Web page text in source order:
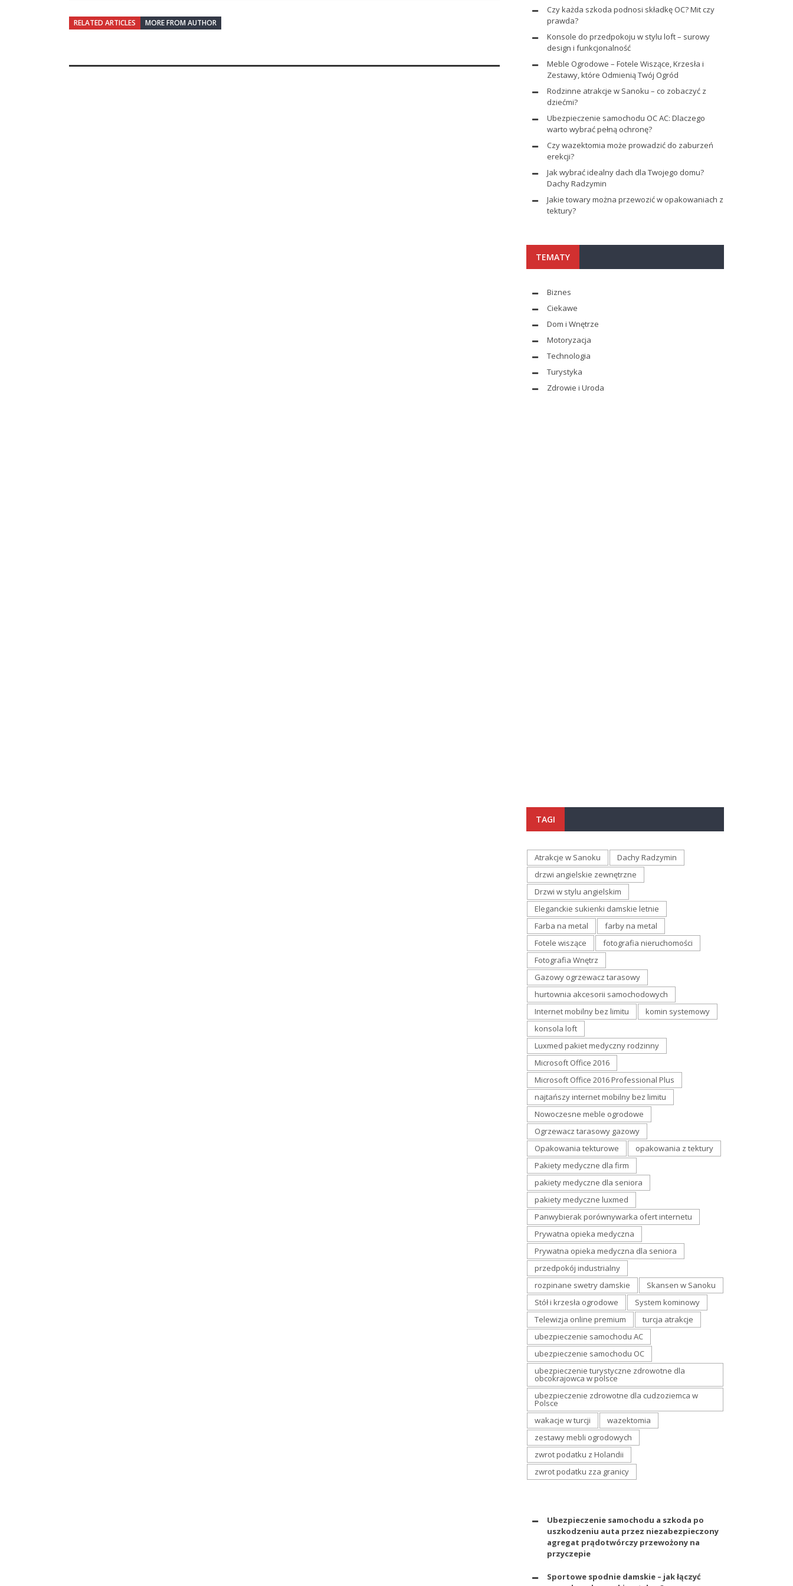
RELATED ARTICLES MORE FROM AUTHOR
Czy każda szkoda podnosi składkę OC? Mit czy
prawda?
Konsole do przedpokoju w stylu loft – surowy
design i funkcjonalność
Meble Ogrodowe – Fotele Wiszące, Krzesła i
Zestawy, które Odmienią Twój Ogród
Rodzinne atrakcje w Sanoku – co zobaczyć z
dziećmi?
Ubezpieczenie samochodu OC AC: Dlaczego
warto wybrać pełną ochronę?
Czy wazektomia może prowadzić do zaburzeń
erekcji?
Jak wybrać idealny dach dla Twojego domu?
Dachy Radzymin
Jakie towary można przewozić w opakowaniach z
tektury?
TEMATY
Biznes
Ciekawe
Dom i Wnętrze
Motoryzacja
Technologia
Turystyka
Zdrowie i Uroda
TAGI
Atrakcje w Sanoku
Dachy Radzymin
drzwi angielskie zewnętrzne
Drzwi w stylu angielskim
Eleganckie sukienki damskie letnie
Farba na metal
farby na metal
Fotele wiszące
fotografia nieruchomości
Fotografia Wnętrz
Gazowy ogrzewacz tarasowy
hurtownia akcesorii samochodowych
Internet mobilny bez limitu
komin systemowy
konsola loft
Luxmed pakiet medyczny rodzinny
Microsoft Office 2016
Microsoft Office 2016 Professional Plus
najtańszy internet mobilny bez limitu
Nowoczesne meble ogrodowe
Ogrzewacz tarasowy gazowy
Opakowania tekturowe
opakowania z tektury
Pakiety medyczne dla firm
pakiety medyczne dla seniora
pakiety medyczne luxmed
Panwybierak porównywarka ofert internetu
Prywatna opieka medyczna
Prywatna opieka medyczna dla seniora
przedpokój industrialny
rozpinane swetry damskie
Skansen w Sanoku
Stół i krzesła ogrodowe
System kominowy
Telewizja online premium
turcja atrakcje
ubezpieczenie samochodu AC
ubezpieczenie samochodu OC
ubezpieczenie turystyczne zdrowotne dla
obcokrajowca w polsce
ubezpieczenie zdrowotne dla cudzoziemca w
Polsce
wakacje w turcji
wazektomia
zestawy mebli ogrodowych
zwrot podatku z Holandii
zwrot podatku zza granicy
Ubezpieczenie samochodu a szkoda po
uszkodzeniu auta przez niezabezpieczony
agregat prądotwórczy przewożony na
przyczepie
Sportowe spodnie damskie – jak łączyć